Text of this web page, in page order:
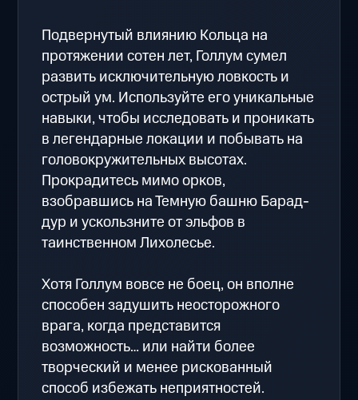
Подвернутый влиянию Кольца на
протяжении сотен лет, Голлум сумел
развить исключительную ловкость и
острый ум. Используйте его уникальные
навыки, чтобы исследовать и проникать
в легендарные локации и побывать на
головокружительных высотах.
Прокрадитесь мимо орков,
взобравшись на Темную башню Барад-
дур и ускользните от эльфов в
таинственном Лихолесье.
Хотя Голлум вовсе не боец, он вполне
способен задушить неосторожного
врага, когда представится
возможность… или найти более
творческий и менее рискованный
способ избежать неприятностей.